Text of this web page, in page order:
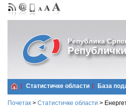
Република
Статистичке области Базa
Почетак > Статистичке области >